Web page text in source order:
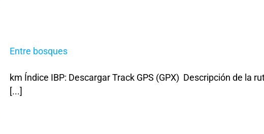
Entre bosques
km Índice IBP: Descargar Track GPS (GPX) Descripción de la
[...]